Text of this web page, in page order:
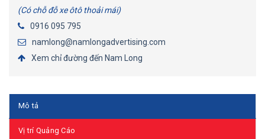
(Có chỗ đỗ xe ôtô thoải mái)
0916 095 795
namlong@namlongadvertising.com
Xem chỉ đường đến Nam Long
Mô tả
Vị trí Quảng Cáo